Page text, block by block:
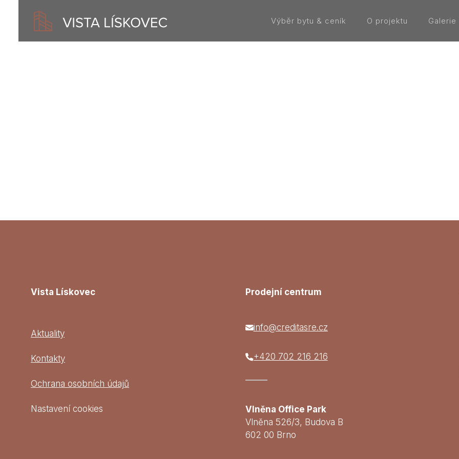
Výběr bytu & ceník O projektu Galerie
Vista Lískovec
Aktuality
Kontakty
Ochrana osobních údajů
Nastavení cookies
Prodejní centrum
info@creditasre.cz
+420 702 216 216
Vlněna Office Park
Vlněna 526/3, Budova B
602 00 Brno